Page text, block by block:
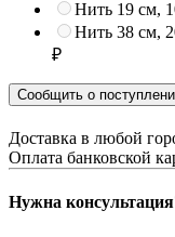
Нить 19 см,
Нить 38 см,
₽
Сообщить о
Доставка в любой
Оплата банковской
Нужна